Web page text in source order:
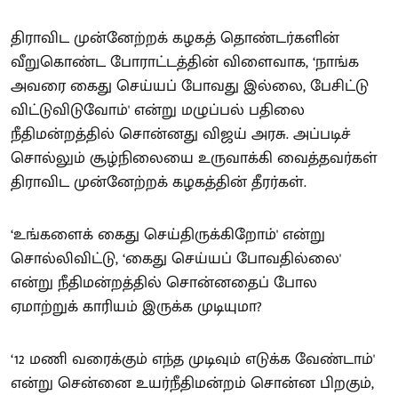
திராவிட முன்னேற்றக் கழகத் தொண்டர்களின்
வீறுகொண்ட போராட்டத்தின் விளைவாக, ‘நாங்க
அவரை கைது செய்யப் போவது இல்லை, பேசிட்டு
விட்டுவிடுவோம்' என்று மழுப்பல் பதிலை
நீதிமன்றத்தில் சொன்னது விஜய் அரசு. அப்படிச்
சொல்லும் சூழ்நிலையை உருவாக்கி வைத்தவர்கள்
திராவிட முன்னேற்றக் கழகத்தின் தீரர்கள்.
‘உங்களைக் கைது செய்திருக்கிறோம்' என்று
சொல்லிவிட்டு, ‘கைது செய்யப் போவதில்லை'
என்று நீதிமன்றத்தில் சொன்னதைப் போல
ஏமாற்றுக் காரியம் இருக்க முடியுமா?
‘12 மணி வரைக்கும் எந்த முடிவும் எடுக்க வேண்டாம்'
என்று சென்னை உயர்நீதிமன்றம் சொன்ன பிறகும்,